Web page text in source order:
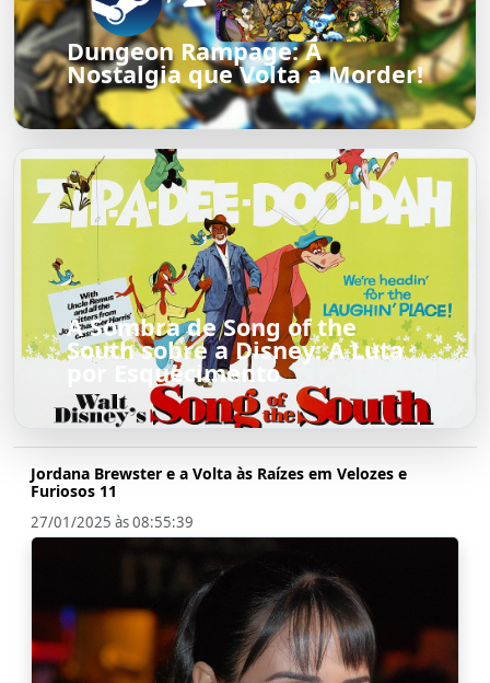
Dungeon Rampage: A
Nostalgia que Volta a Morder!
A Sombra de Song of the
South sobre a Disney: A Luta
por Esquecimento
Jordana Brewster e a Volta às Raízes em Velozes e
Furiosos 11
27/01/2025 às 08:55:39